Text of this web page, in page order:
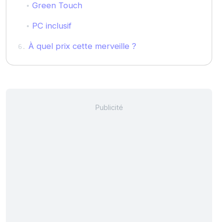
Green Touch
PC inclusif
À quel prix cette merveille ?